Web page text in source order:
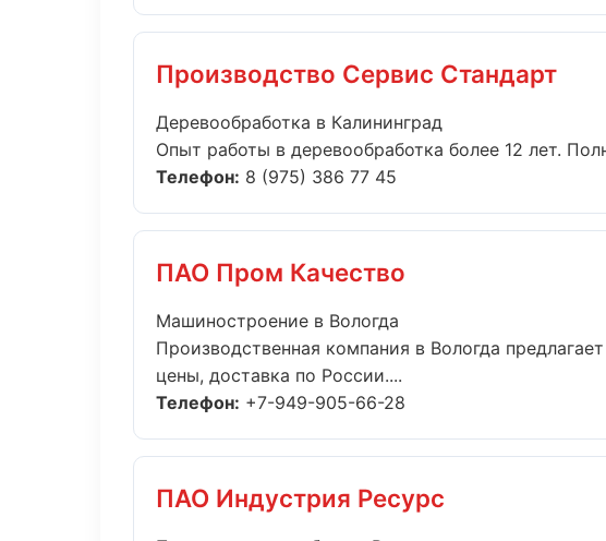
Производство Сервис Стандарт
Деревообработка в Калининград
Опыт работы в деревообработка более 12 лет.
Телефон: 8 (975) 386 77 45
ПАО Пром Качество
Машиностроение в Вологда
Производственная компания в Вологда
цены, доставка по России....
Телефон: +7-949-905-66-28
ПАО Индустрия Ресурс